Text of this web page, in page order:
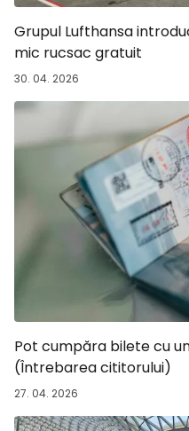
Grupul Lufthansa
mic rucsac gratuit
30. 04. 2026
Pot cumpăra bilete cu
(Întrebarea cititorului)
27. 04. 2026